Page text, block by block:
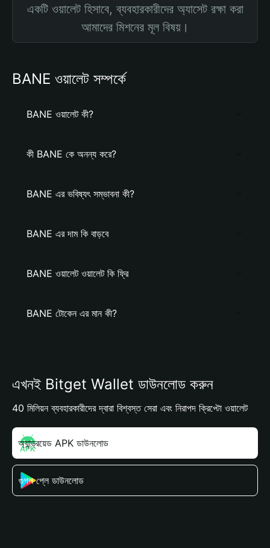
একটি ওয়ালেট হিসাবে, ব্যবহারকারীদের অ্যাসেট রক্ষা করা
আমাদের মিশনের মূল বিষয়।
BANE ওয়ালেট সম্পর্কে
BANE ওয়ালেট কী?
কী BANE কে অনন্য করে?
BANE এর ভবিষ্যৎ সম্ভাবনা কী?
BANE এর দাম কি বাড়বে
BANE ওয়ালেট ওয়ালেট কি ফ্রি
BANE টোকেন এর মান কী?
এখনই Bitget Wallet ডাউনলোড করুন
40 মিলিয়ন ব্যবহারকারীদের দ্বারা বিশ্বস্ত সেরা এবং নিরাপদ ক্রিপ্টো ওয়ালেট
অ্যান্ড্রয়েড APK ডাউনলোড
গুগল প্লে ডাউনলোড